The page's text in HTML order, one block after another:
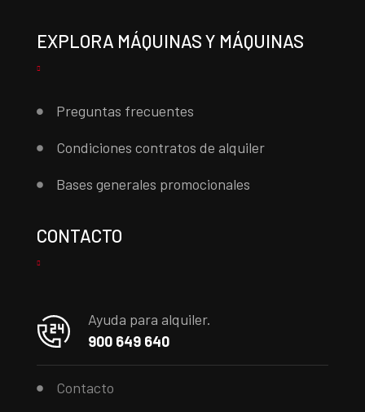
EXPLORA MÁQUINAS Y MÁQUINAS
Preguntas frecuentes
Condiciones contratos de alquiler
Bases generales promocionales
CONTACTO
Ayuda para alquiler.
900 649 640
Contacto